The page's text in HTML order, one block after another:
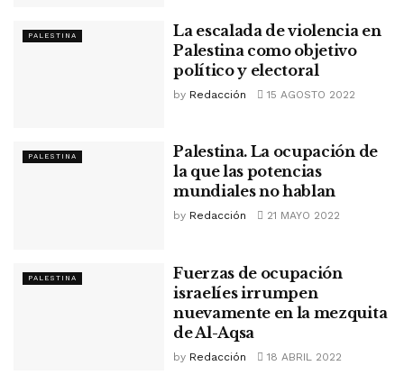
PALESTINA
La escalada de violencia en
Palestina como objetivo
político y electoral
by Redacción 15 AGOSTO 2022
PALESTINA
Palestina. La ocupación de
la que las potencias
mundiales no hablan
by Redacción 21 MAYO 2022
PALESTINA
Fuerzas de ocupación
israelíes irrumpen
nuevamente en la mezquita
de Al-Aqsa
by Redacción 18 ABRIL 2022